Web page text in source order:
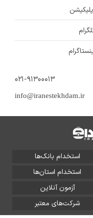
۰۲۱-۹۱۳۰۰۰۱۳
info@iranestekhdam.ir
استخدام بانک‌ها
استخدام استان‌ها
آزمون آنلاین
شرکت‌های معتبر